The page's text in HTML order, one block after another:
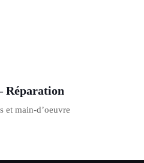
Réparation
et main-d’oeuvre